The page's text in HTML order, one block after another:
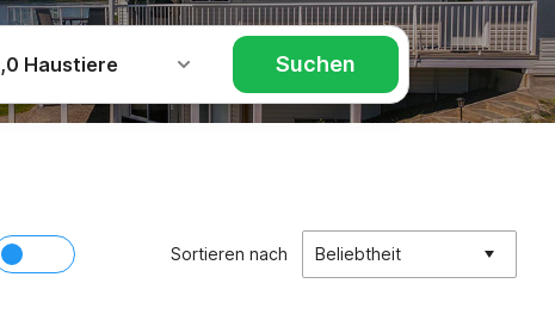
,0 Haustiere Suchen
Sortieren nach Beliebtheit